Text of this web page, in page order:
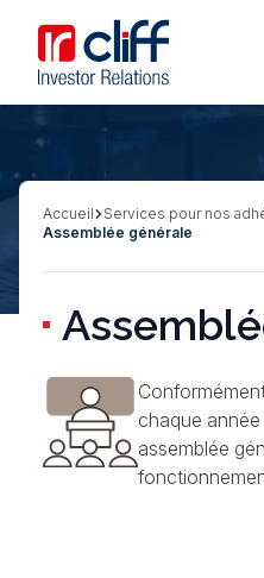
contenu
principal
Aller directement au
Fil
Accueil Services pour nos
Assemblée générale
chaque
assemblée